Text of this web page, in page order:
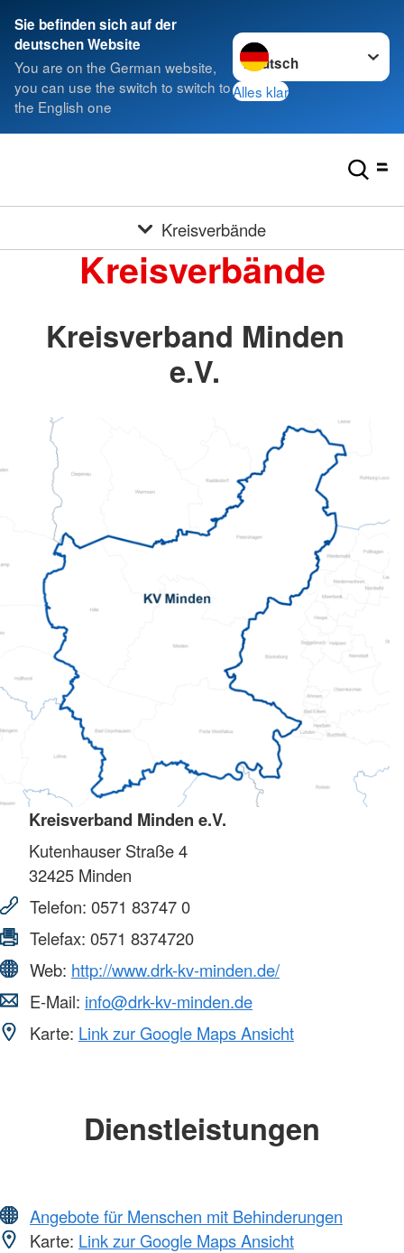
Sie befinden sich auf der
deutschen Website
You are on the German website,
you can use the switch to switch to
the English one
Sprache wechseln zu
Alles klar
Kreisverbände
Kreisverbände
Kreisverband Minden
e.V.
Kreisverband Minden e.V.
Kutenhauser Straße 4
32425 Minden
Telefon: 0571 83747 0
Telefax: 0571 8374720
Web: http://www.drk-kv-minden.de/
E-Mail: info@drk-kv-minden.de
Karte: Link zur Google Maps Ansicht
Dienstleistungen
Angebote für Menschen mit Behinderungen
Karte: Link zur Google Maps Ansicht